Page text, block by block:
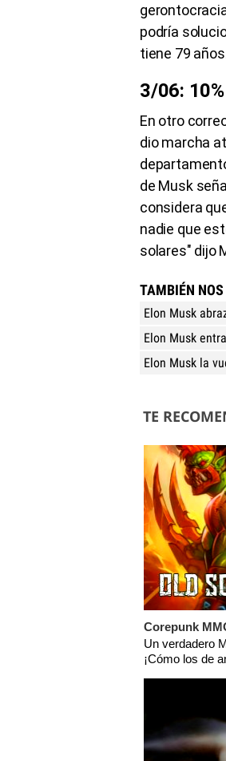
podría
tiene 79
3/06:
En otro
dio marcha
de Musk
considera
nadie que
solares" dijo
TAMBIÉN
Elon Musk
Elon Musk
Elon Musk la
TE
Corepunk
Un verdadero
¡Cómo los de